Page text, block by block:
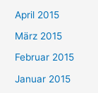
April 2015
März 2015
Februar 2015
Januar 2015